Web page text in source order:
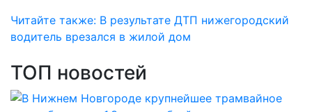
Читайте также: В результате ДТП нижегородский
водитель врезался в жилой дом
ТОП новостей